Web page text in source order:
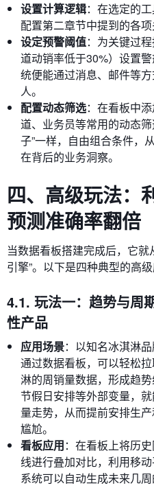
设置计算逻辑：在选定的
配置第二章节中提到的各项
设定预警阈值：为关键过
道动销率低于30%）设置
统便能通过消息、邮件等
人。
配置动态筛选：在看板中
道、业务员等常用的动态
子”一样，自由组合条件，
在背后的业务洞察。
四、高级玩法：
预测准确率翻倍
当数据看板搭建完成后，它就
引擎”。以下是四种典型的高级
4.1. 玩法一：趋势与周
性产品
应用场景：以知名冰淇淋
通过数据看板，可以轻松
淋的周销量数据，形成趋
节假日安排等外部变量，
量走势，从而提前安排生
尴尬。
看板应用：在看板上将历
线进行叠加对比，利用移
系统可以自动生成未来几周